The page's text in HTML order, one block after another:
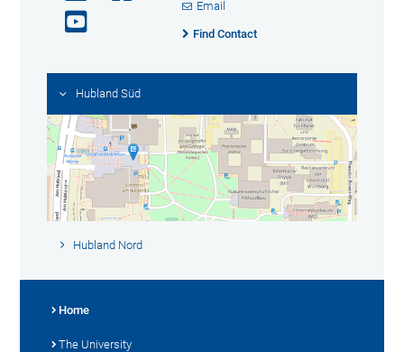
Email
Find Contact
Hubland Süd
Hubland Nord
Home
The University